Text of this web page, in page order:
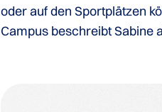
oder auf den Sportplätzen
Campus beschreibt Sabine